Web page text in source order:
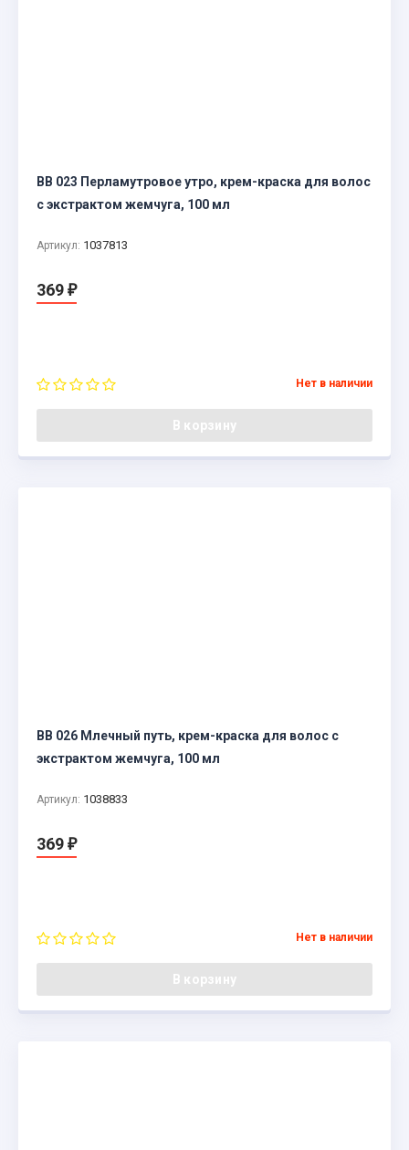
BB 023 Перламутровое утро, крем-краска для волос
с экстрактом жемчуга, 100 мл
Артикул: 1037813
369 ₽
Нет в наличии
В корзину
BB 026 Млечный путь, крем-краска для волос с
экстрактом жемчуга, 100 мл
Артикул: 1038833
369 ₽
Нет в наличии
В корзину